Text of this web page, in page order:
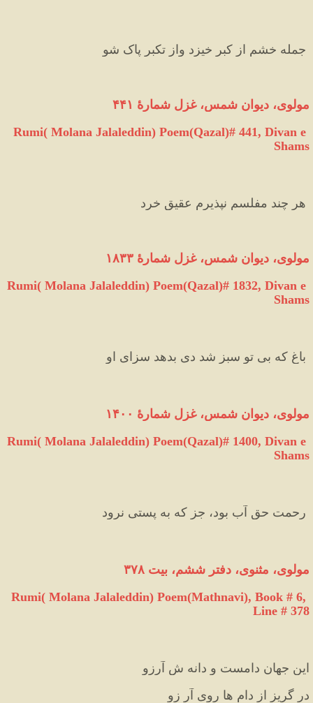
جمله خشم از کبر خیزد واز تکبر پاک شو
مولوی، دیوان شمس، غزل شمارهٔ ۴۴۱
Rumi( Molana Jalaleddin) Poem(Qazal)# 441, Divan e
Shams
هر چند مفلسم نپذیرم عقیق خرد
مولوی، دیوان شمس، غزل شمارهٔ ۱۸۳۳
Rumi( Molana Jalaleddin) Poem(Qazal)# 1832, Divan e
Shams
باغ که بی تو سبز شد دی بدهد سزای او
مولوی، دیوان شمس، غزل شمارهٔ ۱۴۰۰
Rumi( Molana Jalaleddin) Poem(Qazal)# 1400, Divan e
Shams
رحمت حق آب بود، جز که به پستی نرود
مولوی، مثنوی، دفتر ششم، بیت ۳۷۸
Rumi( Molana Jalaleddin) Poem(Mathnavi), Book # 6,
Line # 378
این جهان دامست و دانه‌ ش آرزو
در گریز از دام ها روی آر زو